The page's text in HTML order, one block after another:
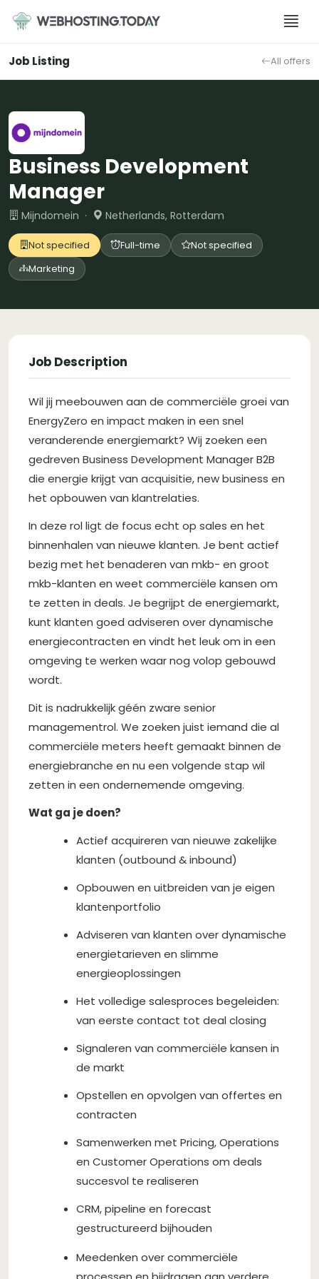
content
Job Listing All offers
Business Development
Manager
Mijndomein · Netherlands, Rotterdam
Not specified Full-time
Not specified
Marketing
Job Description
Wil jij meebouwen aan de commerciële groei van
EnergyZero en impact maken in een snel
veranderende energiemarkt? Wij zoeken een
gedreven Business Development Manager B2B
die energie krijgt van acquisitie, new business en
het opbouwen van klantrelaties.
In deze rol ligt de focus echt op sales en het
binnenhalen van nieuwe klanten. Je bent actief
bezig met het benaderen van mkb- en groot
mkb-klanten en weet commerciële kansen om
te zetten in deals. Je begrijpt de energiemarkt,
kunt klanten goed adviseren over dynamische
energiecontracten en vindt het leuk om in een
omgeving te werken waar nog volop gebouwd
wordt.
Dit is nadrukkelijk géén zware senior
managementrol. We zoeken juist iemand die al
commerciële meters heeft gemaakt binnen de
energiebranche en nu een volgende stap wil
zetten in een ondernemende omgeving.
Wat ga je doen?
Actief acquireren van nieuwe zakelijke
klanten (outbound & inbound)
⁠Opbouwen en uitbreiden van je eigen
klantenportfolio
Adviseren van klanten over dynamische
energietarieven en slimme
energieoplossingen
Het volledige salesproces begeleiden:
van eerste contact tot deal closing
Signaleren van commerciële kansen in
de markt
Opstellen en opvolgen van offertes en
contracten
Samenwerken met Pricing, Operations
en Customer Operations om deals
succesvol te realiseren
CRM, pipeline en forecast
gestructureerd bijhouden
Meedenken over commerciële